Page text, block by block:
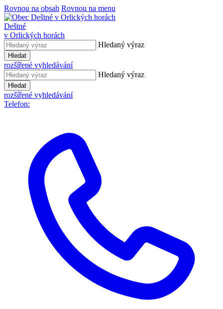
Rovnou na obsah Rovnou na menu
Deštné
v Orlických horách
Hledaný výraz
Hledat
rozšířené vyhledávání
Hledaný výraz
Hledat
rozšířené vyhledávání
Telefon: